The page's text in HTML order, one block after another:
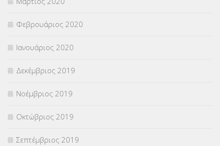
Φεβρουάριος 2020
Ιανουάριος 2020
Δεκέμβριος 2019
Νοέμβριος 2019
Οκτώβριος 2019
Σεπτέμβριος 2019